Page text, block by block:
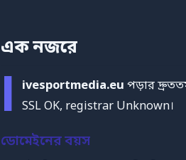
এক নজরে
l ivesportmedia.eu পড়ার
SSL OK, registrar Unknown।
ডোমেইনের বয়স